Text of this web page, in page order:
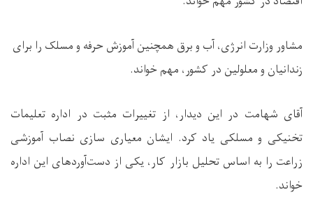
مشاور وزارت انرژی، آب و برق همچنین آموزش حرفه و مسلک را برای
زندانیان و معلولین در کشور، مهم خواند.
آقای شهامت در این دیدار، از تغییرات مثبت در اداره تعلیمات
تخنیکی و مسلکی یاد کرد. ایشان معیاری سازی نصاب آموزشی
زراعت را به اساس تحلیل بازار کار، یکی از دست‌آوردهای این اداره
خواند.